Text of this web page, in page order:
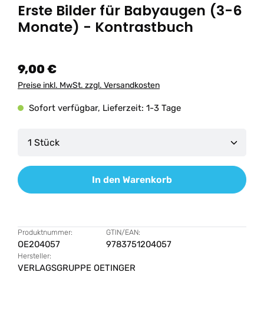
Erste Bilder für Babyaugen (3-6
Monate) - Kontrastbuch
9,00 €
Preise inkl. MwSt. zzgl. Versandkosten
Sofort verfügbar, Lieferzeit: 1-3 Tage
Produkt Anzahl: Gib den gewünschten Wert
In den Warenkorb
Produktnummer:
OE204057
GTIN/EAN:
9783751204057
Hersteller:
VERLAGSGRUPPE OETINGER